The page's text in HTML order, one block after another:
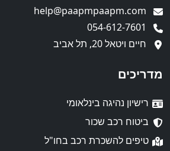
חיים ויטאל 20, תל אביב
מדריכים
רישיון נהיגה בינלאומי
ביטוח רכב שכור
טיפים להשכרת רכב בחו"ל